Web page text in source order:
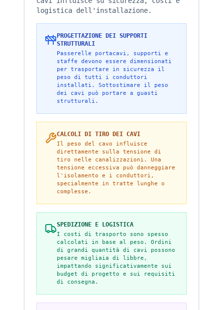
logistica dell'installazione.
PROGETTAZIONE DEI SUPPORTI
STRUTTURALI
Passerelle portacavi, supporti e
staffe devono essere dimensionati
per trasportare in sicurezza il
peso di tutti i conduttori
installati. Sottostimare il peso
dei cavi può portare a guasti
strutturali.
CALCOLI DI TIRO DEI CAVI
Il peso del cavo influisce
direttamente sulla tensione di
tiro nelle canalizzazioni. Una
tensione eccessiva può danneggiare
l'isolamento e i conduttori,
specialmente in tratte lunghe o
complesse.
SPEDIZIONE E LOGISTICA
I costi di trasporto sono spesso
calcolati in base al peso. Ordini
di grandi quantità di cavi possono
pesare migliaia di libbre,
impattando significativamente sui
budget di progetto e sui requisiti
di consegna.